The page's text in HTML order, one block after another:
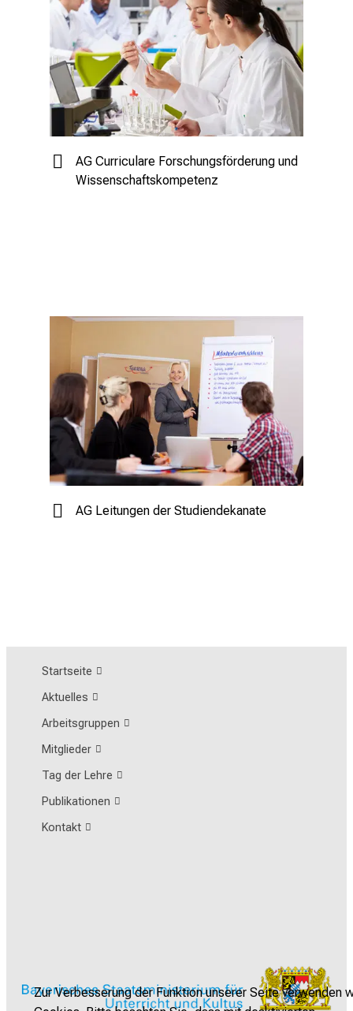
Zur Verbesserung der Funktion unserer Seite verwenden
AG Curriculare Forschungsförderung und
Wissenschaftskompetenz
AG Leitungen der Studiendekanate
Startseite
Aktuelles
Arbeitsgruppen
Mitglieder
Tag der Lehre
Publikationen
Kontakt